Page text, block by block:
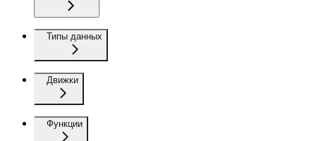
Типы данных
Движки
Функции